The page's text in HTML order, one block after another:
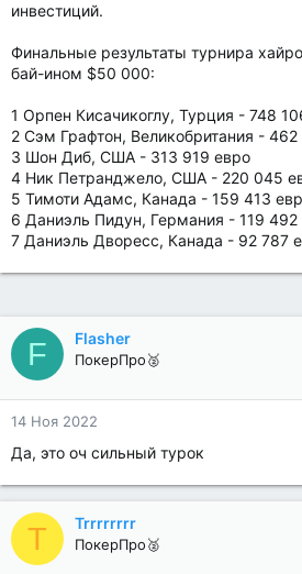
инвестиций.
Финальные результаты турнира
бай-ином $50 000:
1 Орпен Кисачикоглу, Турция - 748
2 Сэм Графтон, Великобритания -
3 Шон Диб, США - 313 919 евро
4 Ник Петранджело, США - 220 045
5 Тимоти Адамс, Канада - 159 413
6 Даниэль Пидун, Германия - 119 492
7 Даниэль Дворесс, Канада - 92 787
F Flasher
ПокерПро🥈
14 Ноя 2022
Да, это оч сильный турок
T Trrrrrrrr
ПокерПро🥈